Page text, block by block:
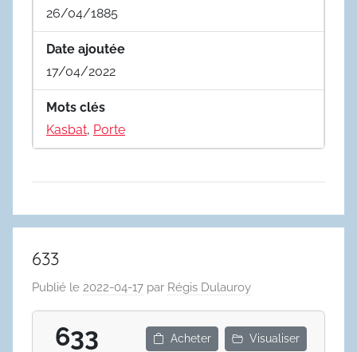
26/04/1885
Date ajoutée
17/04/2022
Mots clés
Kasbat, Porte
633
Publié le 2022-04-17 par Régis Dulauroy
633 Acheter Visualiser